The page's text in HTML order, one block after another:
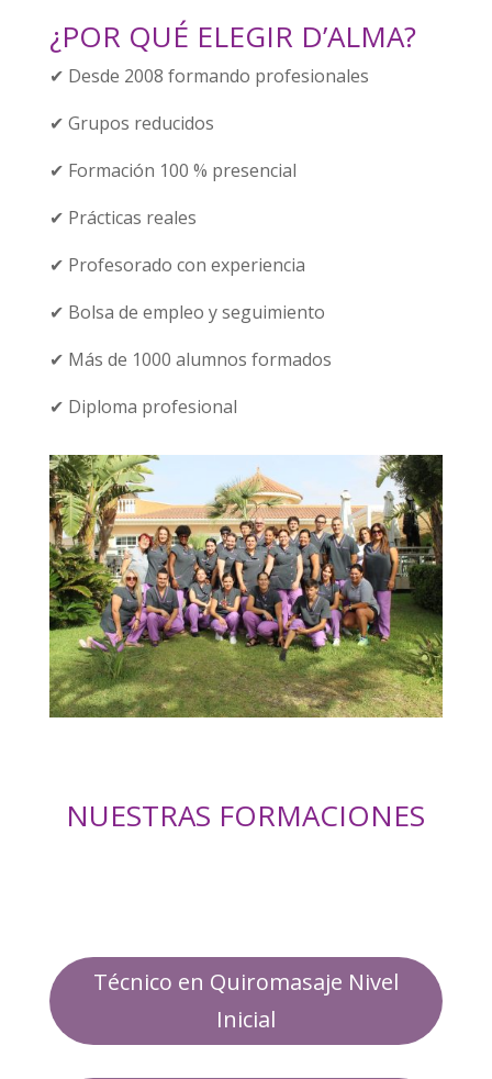
¿POR QUÉ ELEGIR D’ALMA?
✔ Desde 2008 formando profesionales
✔ Grupos reducidos
✔ Formación 100 % presencial
✔ Prácticas reales
✔ Profesorado con experiencia
✔ Bolsa de empleo y seguimiento
✔ Más de 1000 alumnos formados
✔ Diploma profesional
NUESTRAS FORMACIONES
Técnico en Quiromasaje Nivel
Inicial